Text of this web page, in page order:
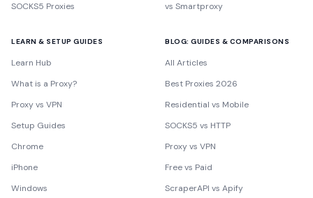
SOCKS5 Proxies
vs Smartproxy
LEARN & SETUP GUIDES
Learn Hub
What is a Proxy?
Proxy vs VPN
Setup Guides
Chrome
iPhone
Windows
BLOG: GUIDES & COMPARISONS
All Articles
Best Proxies 2026
Residential vs Mobile
SOCKS5 vs HTTP
Proxy vs VPN
Free vs Paid
ScraperAPI vs Apify